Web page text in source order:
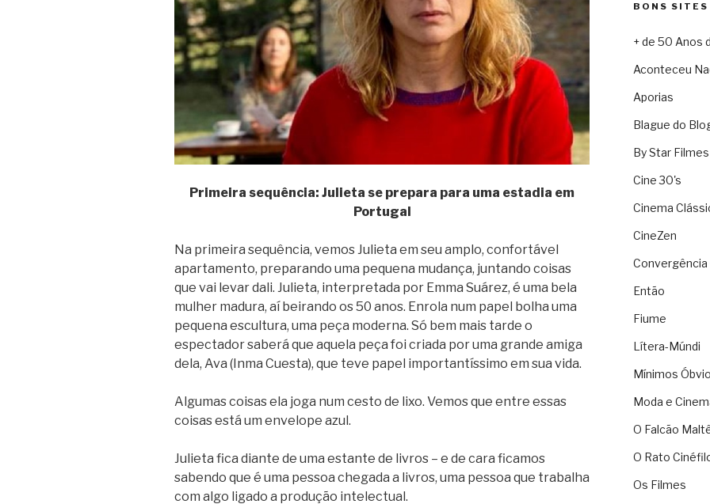
Primeira sequência: Julieta se prepara para uma estadia em
Portugal
Na primeira sequência, vemos Julieta em seu amplo, confortável
apartamento, preparando uma pequena mudança, juntando coisas
que vai levar dali. Julieta, interpretada por Emma Suárez, é uma bela
mulher madura, aí beirando os 50 anos. Enrola num papel bolha uma
pequena escultura, uma peça moderna. Só bem mais tarde o
espectador saberá que aquela peça foi criada por uma grande amiga
dela, Ava (Inma Cuesta), que teve papel importantíssimo em sua vida.
Algumas coisas ela joga num cesto de lixo. Vemos que entre essas
coisas está um envelope azul.
Julieta fica diante de uma estante de livros – e de cara ficamos
sabendo que é uma pessoa chegada a livros, uma pessoa que trabalha
com algo ligado a produção intelectual.
BONS SITES
+ de 50 Anos
Aconteceu
Aporias
Blague do
By Star Filmes
Cine 30's
Cinema
CineZen
Convergência
Então
Fiume
Lítera-Múndi
Mínimos
Moda e
O Falcão
O Rato
Os Filmes